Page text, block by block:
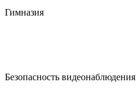
Гимназия
Безопасность видеонаблюдения